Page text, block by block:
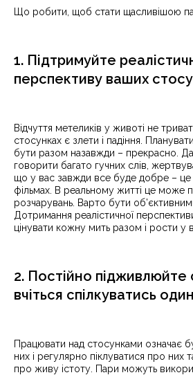
Що робити, щоб стати щасливішою
1. Підтримуйте
перспективу ваших
Відчуття метеликів у животі не
стосунках є злети і падіння.
бути разом назавжди – прекрасно.
говорити багато гучних слів,
що у вас завжди все буде добре –
фільмах. В реальному житті це може
розчарувань. Варто бути
Дотримання реалістичної
цінувати кожну мить разом і рости у
2. Постійно підживлюйте
вчіться спілкуватись
Працювати над стосунками означає
них і регулярно піклуватися про них
про живу істоту. Пари можуть